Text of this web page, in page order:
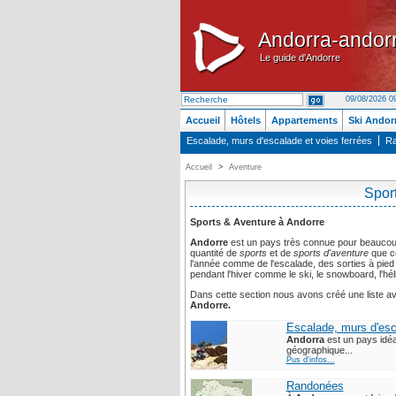
Andorra-
Le guide d'Andorre
Andorra-
Le guide d'Andorre
09/08/2026
Accueil Hôtels Appartements
Ski
Escalade, murs d'escalade et voies ferrées
Accueil > Aventure
Sports & Aventure à Andorre
Andorreest un pays très connue pour
quantité de sportset de sports d'aventureque
l'année comme de l'escalade, des sorties à
pendant l'hiver comme le ski, le snowboard,
Dans cette section nous avons créé une liste
Andorre.
Escalade, murs
Andorraest un pays
géographique...
Pus d'infos...
Randonées